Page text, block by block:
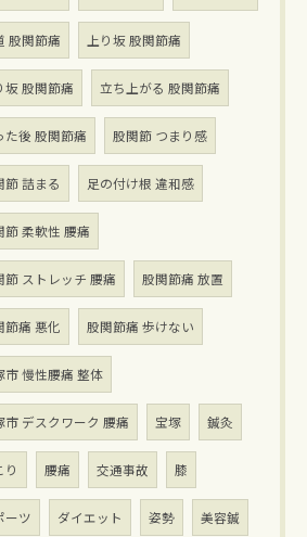
股関節痛 上り坂 股関節痛
坂 股関節痛 立ち上がる 股関節痛
た後 股関節痛 股関節 つまり感
節 詰まる 足の付け根 違和感
節 柔軟性 腰痛
節 ストレッチ 腰痛 股関節痛 放置
節痛 悪化 股関節痛 歩けない
市 慢性腰痛 整体
市 デスクワーク 腰痛 宝塚 鍼灸
り 腰痛 交通事故 膝
ーツ ダイエット 姿勢 美容鍼